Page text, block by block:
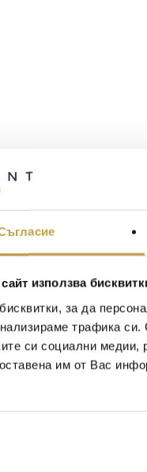
използва
за да
трафика
си социални медии,
им от Вас